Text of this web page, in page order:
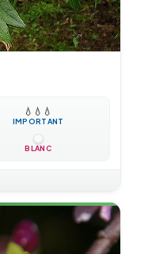
💧 💧 💧
IMPORTANT
BLANC